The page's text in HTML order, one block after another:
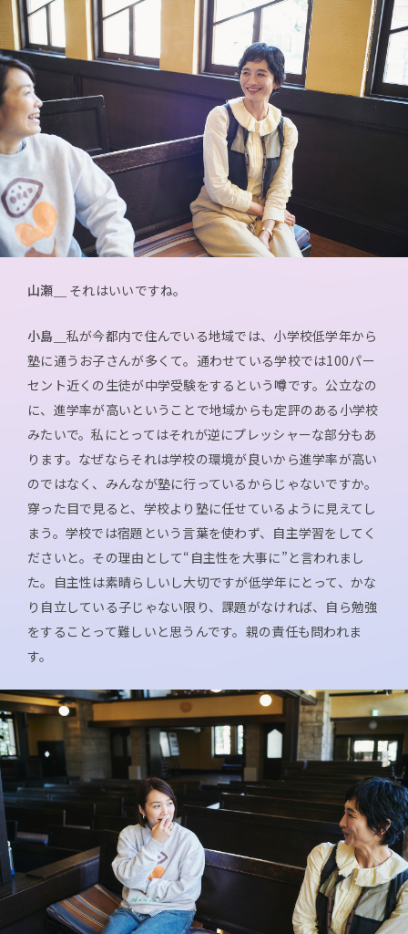
山瀬＿ それはいいですね。
小島＿ 私が今都内で住んでいる地域では、小学校低学年から
塾に通うお子さんが多くて。通わせている学校では100パー
セント近くの生徒が中学受験をするという噂です。公立なの
に、進学率が高いということで地域からも定評のある小学校
みたいで。私にとってはそれが逆にプレッシャーな部分もあ
ります。なぜならそれは学校の環境が良いから進学率が高い
のではなく、みんなが塾に行っているからじゃないですか。
穿った目で見ると、学校より塾に任せているように見えてし
まう。学校では宿題という言葉を使わず、自主学習をしてく
ださいと。その理由として“自主性を大事に”と言われまし
た。自主性は素晴らしいし大切ですが低学年にとって、かな
り自立している子じゃない限り、課題がなければ、自ら勉強
をすることって難しいと思うんです。親の責任も問われま
す。